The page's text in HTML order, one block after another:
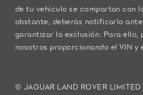
de tu vehículo se compartan con
obstante, deberás notificarlo
garantizar la exclusión. Para ello,
nosotros proporcionando el VIN y
© JAGUAR LAND ROVER LIMITED